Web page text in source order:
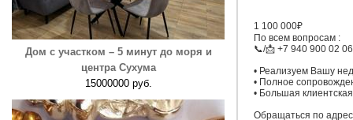
Дом с участком – 5 минут до моря и
центра Сухума
15000000 руб.
1 100 000₽
По всем вопросам :
📞/📩 +7 940 900 02 06
• Реализуем Вашу
• Полное
• Большая
Обращаться по